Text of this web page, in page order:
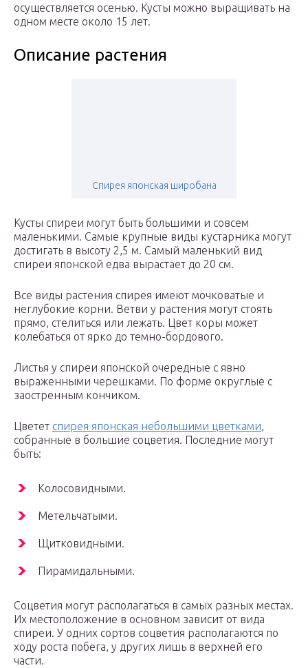
осуществляется осенью. Кусты можно выращивать на
одном месте около 15 лет.
Описание растения
Спирея японская широбана
Кусты спиреи могут быть большими и совсем
маленькими. Самые крупные виды кустарника могут
достигать в высоту 2,5 м. Самый маленький вид
спиреи японской едва вырастает до 20 см.
Все виды растения спирея имеют мочковатые и
неглубокие корни. Ветви у растения могут стоять
прямо, стелиться или лежать. Цвет коры может
колебаться от ярко до темно-бордового.
Листья у спиреи японской очередные с явно
выраженными черешками. По форме округлые с
заостренным кончиком.
Цветет спирея японская небольшими цветками,
собранные в большие соцветия. Последние могут
быть:
Колосовидными.
Метельчатыми.
Щитковидными.
Пирамидальными.
Соцветия могут располагаться в самых разных местах.
Их местоположение в основном зависит от вида
спиреи. У одних сортов соцветия располагаются по
ходу роста побега, у других лишь в верхней его
части.